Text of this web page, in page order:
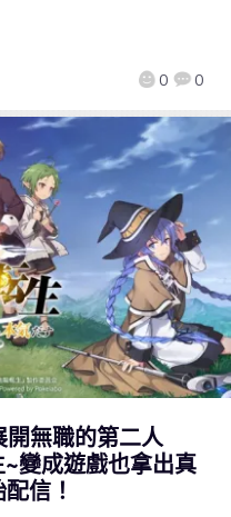
0 0
開無職的第二人
變成遊戲也拿出真
信！